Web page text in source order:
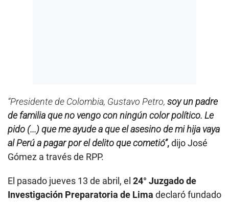
“Presidente de Colombia, Gustavo Petro, soy un padre
de familia que no vengo con ningún color político. Le
pido (...) que me ayude a que el asesino de mi hija vaya
al Perú a pagar por el delito que cometió”,dijo José
Gómez a través de RPP.
El pasado jueves 13 de abril, el 24° Juzgado de
Investigación Preparatoria de Lima declaró fundado